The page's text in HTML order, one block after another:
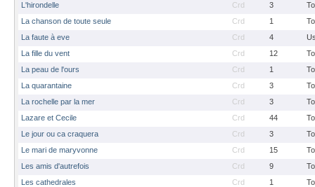
L'hirondelle
Crd 3
La chanson de toute seule
Crd 1
La faute à eve
Crd 4
La fille du vent
Crd 12
La peau de l'ours
Crd 1
La quarantaine
Crd 3
La rochelle par la mer
Crd 3
Lazare et Cecile
Crd 44
Le jour ou ca craquera
Crd 3
Le mari de maryvonne
Crd 15
Les amis d'autrefois
Crd 9
Les cathedrales
Crd 1